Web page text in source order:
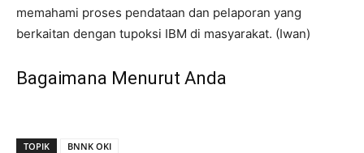
memahami proses pendataan dan pelaporan yang
berkaitan dengan tupoksi IBM di masyarakat. (Iwan)
Bagaimana Menurut Anda
TOPIK BNNK OKI